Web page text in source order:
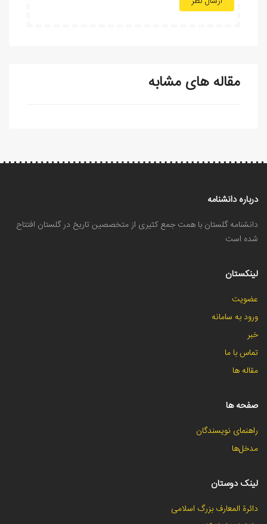
مقاله های مشابه
درباره دانشنامه
دانشنامه گلستان با همت جمع کثیری از متخصصین تاریخ در گلستان افتتاح
شده است
لینکستان
عضویت
ورود به سامانه
خبر
تماس با ما
مقاله ها
صفحه ها
راهنمای نویسندگان
مدخل‌ها
لینک دوستان
دائرة المعارف بزرگ اسلامی